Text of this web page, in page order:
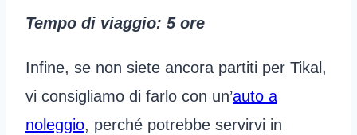
Tempo di viaggio: 5 ore
Infine, se non siete ancora partiti per Tikal,
vi consigliamo di farlo con un’auto a
noleggio, perché potrebbe servirvi in